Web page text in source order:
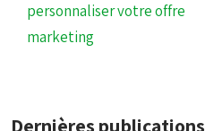
personnaliser votre offre
marketing
Dernières publications